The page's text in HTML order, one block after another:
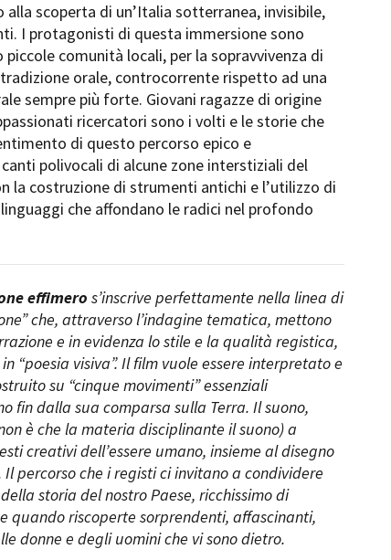
alla scoperta di un’Italia sotterranea, invisibile,
I protagonisti di questa immersione sono
comunità locali, per la sopravvivenza di
orale, controcorrente rispetto ad una
sempre più forte. Giovani ragazze di origine
ricercatori sono i volti e le storie che
di questo percorso epico e
polivocali di alcune zone interstiziali del
la costruzione di strumenti antichi e l’utilizzo di
che affondano le radici nel profondo
effimero s’inscrive perfettamente nella linea di
che, attraverso l’indagine tematica, mettono
e in evidenza lo stile e la qualità registica,
“poesia visiva”. Il film vuole essere interpretato e
su “cinque movimenti” essenziali
fin dalla sua comparsa sulla Terra. Il suono,
è che la materia disciplinante il suono) a
creativi dell’essere umano, insieme al disegno
percorso che i registi ci invitano a condividere
storia del nostro Paese, ricchissimo di
quando riscoperte sorprendenti, affascinanti,
donne e degli uomini che vi sono dietro.